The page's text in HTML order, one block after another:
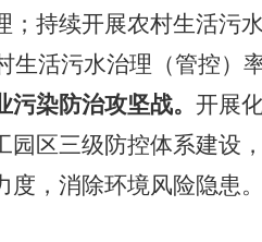
；持续开展农村生活污
生活污水治理（管控）
污染防治攻坚战。 开展
园区三级防控体系建设
度，消除环境风险隐患